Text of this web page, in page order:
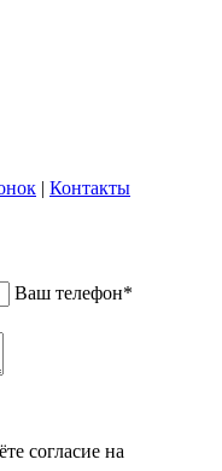
| Контакты
Ваш телефон*
согласие на